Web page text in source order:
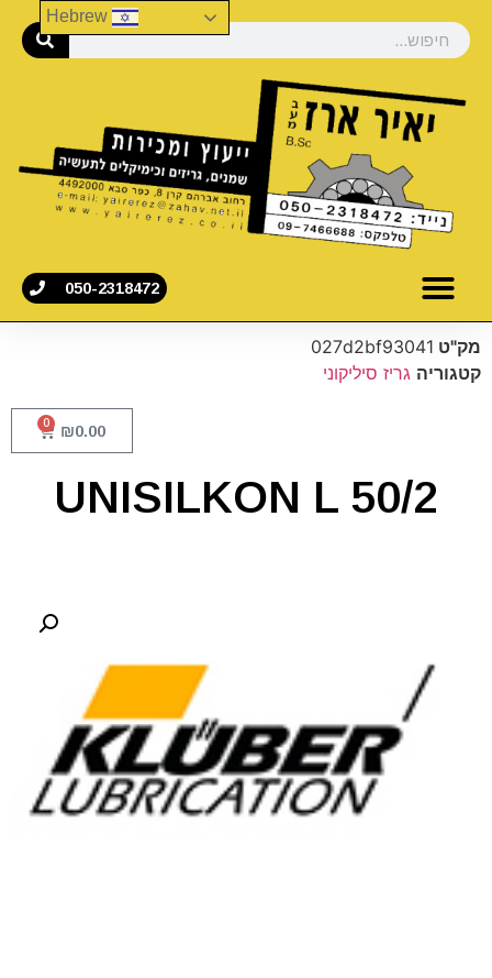
050-2318472
מק"ט 027d2bf93041
קטגוריה גריז סיליקוני
₪0.00
0
UNISILKON L 50/2
Hebrew